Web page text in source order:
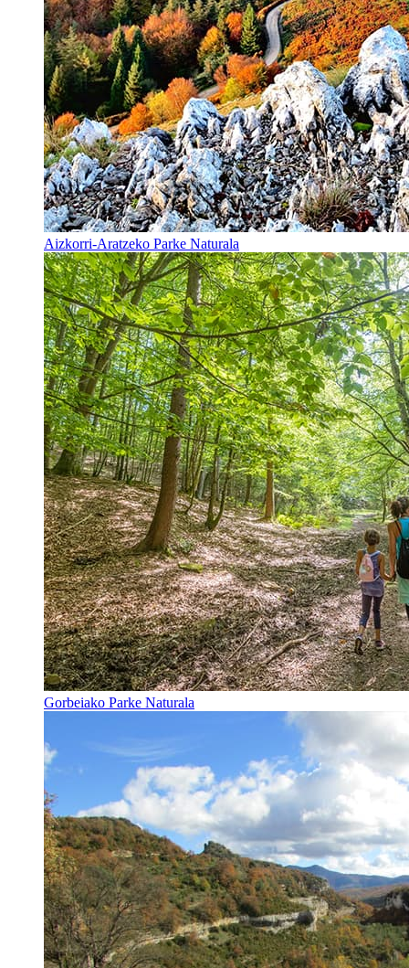
Aizkorri-Aratzeko Parke Naturala
Gorbeiako Parke Naturala